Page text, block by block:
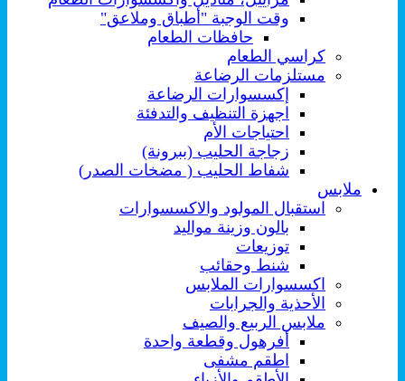
وقت الوجبة "أطباق وملاعق"
حافظات الطعام
كراسي الطعام
مستلزمات الرضاعة
إكسسوارات الرضاعة
اجهزة التنظيف والتدفئة
احتياجات الأم
زجاجة الحليب (ببرونة)
شفاط الحليب ( مضخات الصدر)
ملابس
استقبال المولود والاكسسوارات
بالون وزينة مواليد
توزيعات
شنط وحقائب
اكسسوارات الملابس
الأحذية والجرابات
ملابس الربيع والصيف
أفرهول وقطعة واحدة
اطقم مشفى